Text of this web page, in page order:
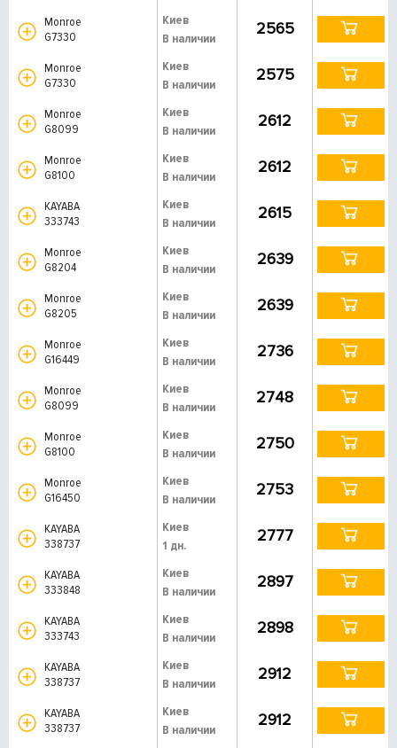
Monroe
G7330
Киев
В наличии
2565
Monroe
G7330
Киев
В наличии
2575
Monroe
G8099
Киев
В наличии
2612
Monroe
G8100
Киев
В наличии
2612
KAYABA
333743
Киев
В наличии
2615
Monroe
G8204
Киев
В наличии
2639
Monroe
G8205
Киев
В наличии
2639
Monroe
G16449
Киев
В наличии
2736
Monroe
G8099
Киев
В наличии
2748
Monroe
G8100
Киев
В наличии
2750
Monroe
G16450
Киев
В наличии
2753
KAYABA
338737
Киев
1 дн.
2777
KAYABA
333848
Киев
В наличии
2897
KAYABA
333743
Киев
В наличии
2898
KAYABA
338737
Киев
В наличии
2912
KAYABA
338737
Киев
В наличии
2912